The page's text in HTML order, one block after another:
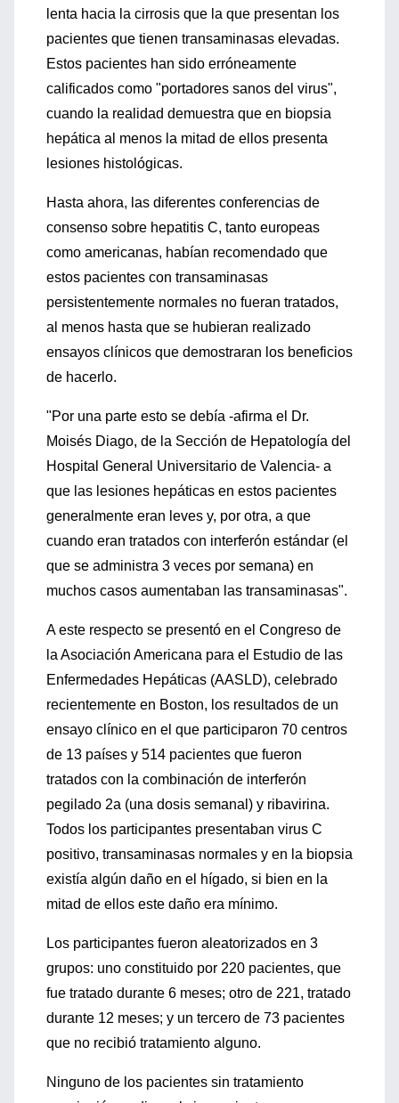
lenta hacia la cirrosis que la que presentan los
pacientes que tienen transaminasas elevadas.
Estos pacientes han sido erróneamente
calificados como "portadores sanos del virus",
cuando la realidad demuestra que en biopsia
hepática al menos la mitad de ellos presenta
lesiones histológicas.
Hasta ahora, las diferentes conferencias de
consenso sobre hepatitis C, tanto europeas
como americanas, habían recomendado que
estos pacientes con transaminasas
persistentemente normales no fueran tratados,
al menos hasta que se hubieran realizado
ensayos clínicos que demostraran los beneficios
de hacerlo.
"Por una parte esto se debía -afirma el Dr.
Moisés Diago, de la Sección de Hepatología del
Hospital General Universitario de Valencia- a
que las lesiones hepáticas en estos pacientes
generalmente eran leves y, por otra, a que
cuando eran tratados con interferón estándar (el
que se administra 3 veces por semana) en
muchos casos aumentaban las transaminasas".
A este respecto se presentó en el Congreso de
la Asociación Americana para el Estudio de las
Enfermedades Hepáticas (AASLD), celebrado
recientemente en Boston, los resultados de un
ensayo clínico en el que participaron 70 centros
de 13 países y 514 pacientes que fueron
tratados con la combinación de interferón
pegilado 2a (una dosis semanal) y ribavirina.
Todos los participantes presentaban virus C
positivo, transaminasas normales y en la biopsia
existía algún daño en el hígado, si bien en la
mitad de ellos este daño era mínimo.
Los participantes fueron aleatorizados en 3
grupos: uno constituido por 220 pacientes, que
fue tratado durante 6 meses; otro de 221, tratado
durante 12 meses; y un tercero de 73 pacientes
que no recibió tratamiento alguno.
Ninguno de los pacientes sin tratamiento